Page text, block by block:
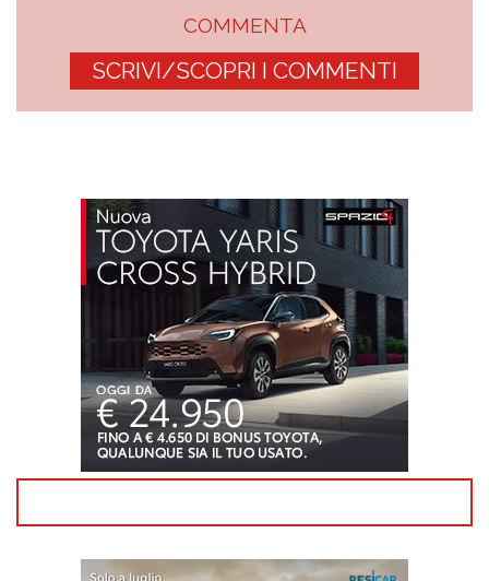
COMMENTA
SCRIVI/SCOPRI I COMMENTI